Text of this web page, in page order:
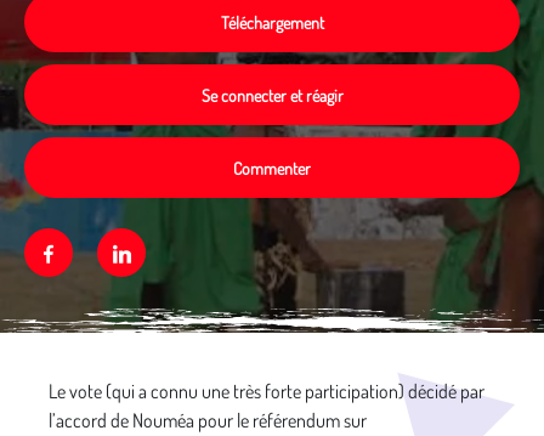
Téléchargement
Se connecter et réagir
Commenter
FacebookLinkedin
Le vote (qui a connu une très forte participation) décidé par
l’accord de Nouméa pour le référendum sur